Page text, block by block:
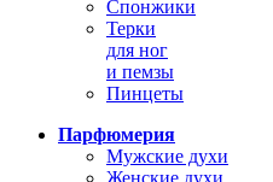
Спонжики
Терки
для ног
и пемзы
Пинцеты
Парфюмерия
Мужские духи
Женские духи